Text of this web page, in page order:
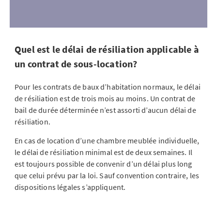
Quel est le délai de résiliation applicable à
un contrat de sous-location?
Pour les contrats de baux d’habitation normaux, le délai
de résiliation est de trois mois au moins. Un contrat de
bail de durée déterminée n’est assorti d’aucun délai de
résiliation.
En cas de location d’une chambre meublée individuelle,
le délai de résiliation minimal est de deux semaines. Il
est toujours possible de convenir d’un délai plus long
que celui prévu par la loi. Sauf convention contraire, les
dispositions légales s’appliquent.